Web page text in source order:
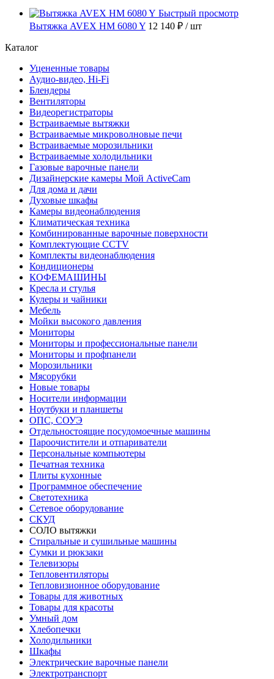
Быстрый просмотр
Вытяжка AVEX HM 6080 Y 12 140 ₽ / шт
Каталог
Уцененные товары
Аудио-видео, Hi-Fi
Блендеры
Вентиляторы
Видеорегистраторы
Встраиваемые вытяжки
Встраиваемые микроволновые печи
Встраиваемые морозильники
Встраиваемые холодильники
Газовые варочные панели
Дизайнерские камеры Мой ActiveCam
Для дома и дачи
Духовые шкафы
Камеры видеонаблюдения
Климатическая техника
Комбинированные варочные поверхности
Комплектующие CCTV
Комплекты видеонаблюдения
Кондиционеры
КОФЕМАШИНЫ
Кресла и стулья
Кулеры и чайники
Мебель
Мойки высокого давления
Мониторы
Мониторы и профессиональные панели
Мониторы и профпанели
Морозильники
Мясорубки
Новые товары
Носители информации
Ноутбуки и планшеты
ОПС, СОУЭ
Отдельностоящие посудомоечные машины
Пароочистители и отпариватели
Персональные компьютеры
Печатная техника
Плиты кухонные
Программное обеспечение
Светотехника
Сетевое оборудование
СКУД
СОЛО вытяжки
Стиральные и сушильные машины
Сумки и рюкзаки
Телевизоры
Тепловентиляторы
Тепловизионное оборудование
Товары для животных
Товары для красоты
Умный дом
Хлебопечки
Холодильники
Шкафы
Электрические варочные панели
Электротранспорт